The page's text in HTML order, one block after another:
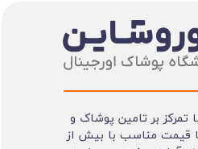
تمرکز بر تامین پوشاک و
قیمت مناسب با بیش از